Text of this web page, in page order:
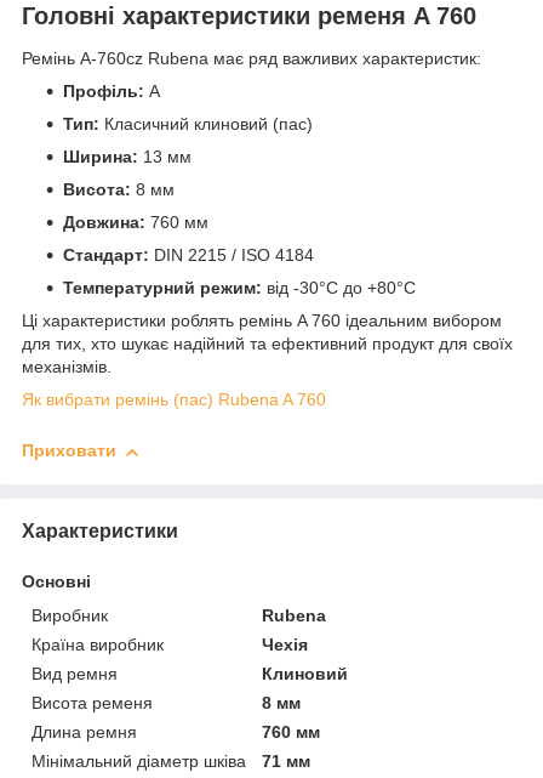
Головні характеристики ременя A 760
Ремінь A-760cz Rubena має ряд важливих характеристик:
Профіль: A
Тип: Класичний клиновий (пас)
Ширина: 13 мм
Висота: 8 мм
Довжина: 760 мм
Стандарт: DIN 2215 / ISO 4184
Температурний режим: від -30°C до +80°C
Ці характеристики роблять ремінь A 760 ідеальним вибором
для тих, хто шукає надійний та ефективний продукт для своїх
механізмів.
Як вибрати ремінь (пас) Rubena A 760
Приховати
Характеристики
Основні
Виробник
Rubena
Країна виробник
Чехія
Вид ремня
Клиновий
Висота ременя
8 мм
Длина ремня
760 мм
Мінімальний діаметр шківа
71 мм